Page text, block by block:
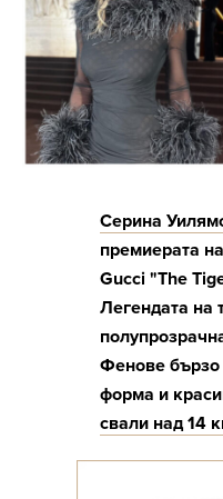
Серина
премиерата
Gucci "The
Легендата на
Фенове бързо
форма и
свали над 14